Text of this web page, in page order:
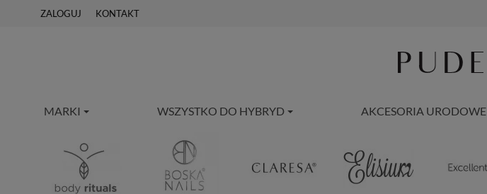
ZALOGUJ KONTAKT
MARKI WSZYSTKO DO HYBRYD AKCESORIA URODOWE